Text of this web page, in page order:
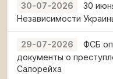
30-07-2026
30
Независимости
29-07-2026
ФСБ
документы о
Салорейха